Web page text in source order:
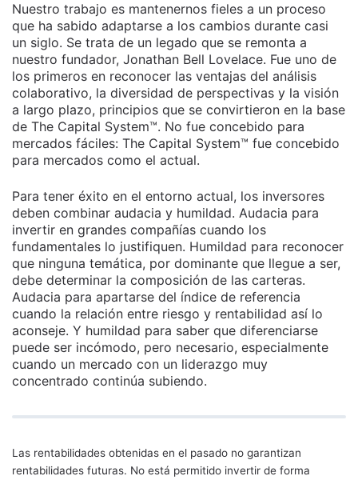
Nuestro trabajo es mantenernos fieles a un proceso
que ha sabido adaptarse a los cambios durante casi
un siglo. Se trata de un legado que se remonta a
nuestro fundador, Jonathan Bell Lovelace. Fue uno de
los primeros en reconocer las ventajas del análisis
colaborativo, la diversidad de perspectivas y la visión
a largo plazo, principios que se convirtieron en la base
de The Capital System™. No fue concebido para
mercados fáciles: The Capital System™ fue concebido
para mercados como el actual.
Para tener éxito en el entorno actual, los inversores
deben combinar audacia y humildad. Audacia para
invertir en grandes compañías cuando los
fundamentales lo justifiquen. Humildad para reconocer
que ninguna temática, por dominante que llegue a ser,
debe determinar la composición de las carteras.
Audacia para apartarse del índice de referencia
cuando la relación entre riesgo y rentabilidad así lo
aconseje. Y humildad para saber que diferenciarse
puede ser incómodo, pero necesario, especialmente
cuando un mercado con un liderazgo muy
concentrado continúa subiendo.
Las rentabilidades obtenidas en el pasado no garantizan
rentabilidades futuras. No está permitido invertir de forma